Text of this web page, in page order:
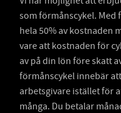
som förmånscykel.
hela 50% av kostnaden
vare att kostnaden för
av på din lön före skatt
förmånscykel innebär
arbetsgivare istället för
många. Du betalar